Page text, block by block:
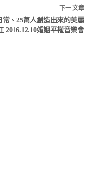
下一文章
常。25萬人創造出來的美麗
2016.12.10婚姻平權音樂會